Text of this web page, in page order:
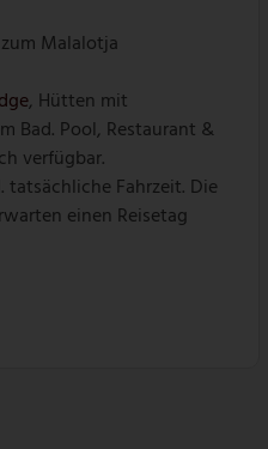
Malalotja
, Hütten mit
Bad. Pool, Restaurant &
verfügbar.
tatsächliche Fahrzeit. Die
einen Reisetag